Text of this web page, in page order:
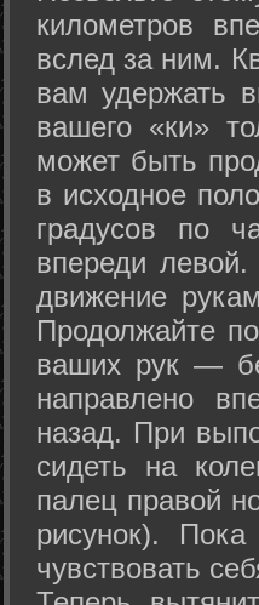
километров
вслед за ним.
вам удержать
вашего «ки»
может быть
в исходное
градусов по
впереди
движение
Продолжайте
ваших рук —
направлено
назад. При
сидеть на
палец правой
рисунок).
чувствовать